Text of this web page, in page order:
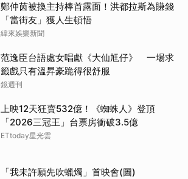
鄭仲茵被換主持棒首露面！洪都拉斯為賺錢
「當街友」獲人生頓悟
緯來娛樂新聞
范逸臣台語處女唱獻《大仙尪仔》 一場求
籤戲只有溫昇豪跪得很舒服
鏡週刊
上映12天狂賣532億！《蜘蛛人》登頂
「2026三冠王」台票房衝破3.5億
ETtoday星光雲
「我未許願先吹蠟燭」首映會(圖)